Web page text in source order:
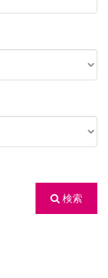
検索